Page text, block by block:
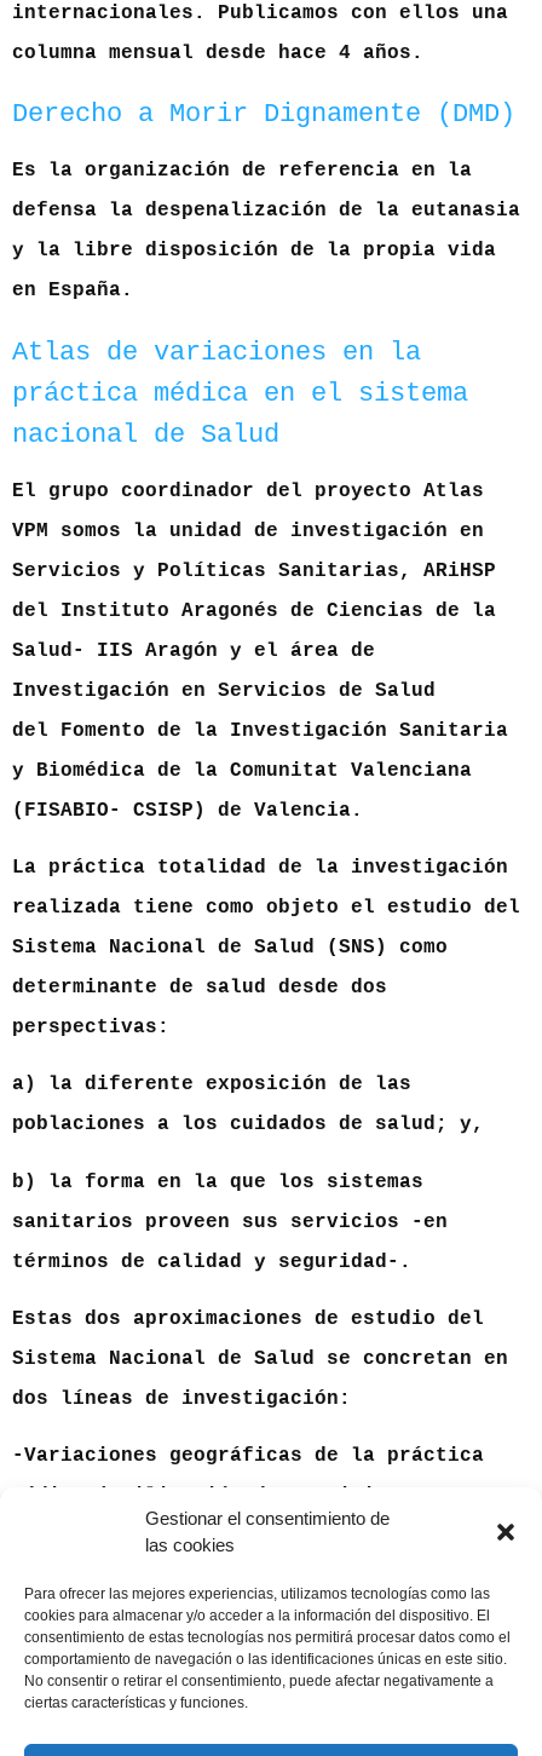
Gestionar el consentimiento de
las cookies
Para ofrecer las mejores experiencias, utilizamos tecnologías como las
cookies para almacenar y/o acceder a la información del dispositivo. El
consentimiento de estas tecnologías nos permitirá procesar datos como el
comportamiento de navegación o las identificaciones únicas en este sitio.
No consentir o retirar el consentimiento, puede afectar negativamente a
ciertas características y funciones.
internacionales. Publicamos con ellos una
columna mensual desde hace 4 años.
Derecho a Morir Dignamente (DMD)
Es la organización de referencia en la
defensa la despenalización de la eutanasia
y la libre disposición de la propia vida
en España.
Atlas de variaciones en la
práctica médica en el sistema
nacional de Salud
El grupo coordinador del proyecto Atlas
VPM somos la unidad de investigación en
Servicios y Políticas Sanitarias, ARiHSP
del Instituto Aragonés de Ciencias de la
Salud- IIS Aragón y el área de
Investigación en Servicios de Salud
del Fomento de la Investigación Sanitaria
y Biomédica de la Comunitat Valenciana
(FISABIO- CSISP) de Valencia.
La práctica totalidad de la investigación
realizada tiene como objeto el estudio del
Sistema Nacional de Salud (SNS) como
determinante de salud desde dos
perspectivas:
a) la diferente exposición de las
poblaciones a los cuidados de salud; y,
b) la forma en la que los sistemas
sanitarios proveen sus servicios -en
términos de calidad y seguridad-.
Estas dos aproximaciones de estudio del
Sistema Nacional de Salud se concretan en
dos líneas de investigación:
-Variaciones geográficas de la práctica
sanitarios y dispensación de fármacos en
-Análisis de la calidad en los servicios
sanitarios.